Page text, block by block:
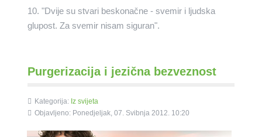
10. "Dvije su stvari beskonačne - svemir i ljudska
glupost. Za svemir nisam siguran".
Purgerizacija i jezična bezveznost
Kategorija: Iz svijeta
Objavljeno: Ponedjeljak, 07. Svibnja 2012. 10:20